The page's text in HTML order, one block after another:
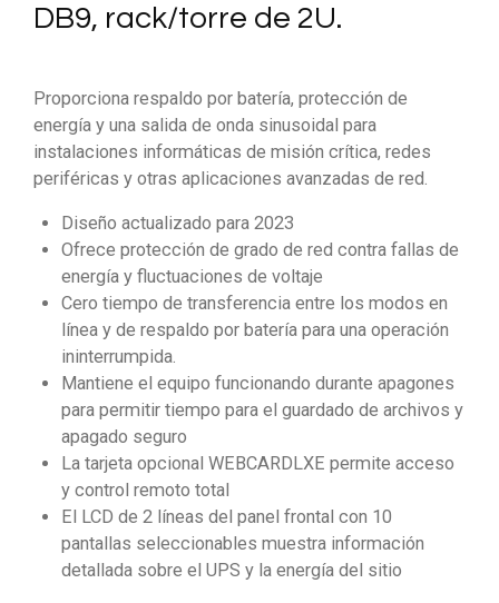
DB9, rack/torre de 2U.
Proporciona respaldo por batería, protección de
energía y una salida de onda sinusoidal para
instalaciones informáticas de misión crítica, redes
periféricas y otras aplicaciones avanzadas de red.
Diseño actualizado para 2023
Ofrece protección de grado de red contra fallas de
energía y fluctuaciones de voltaje
Cero tiempo de transferencia entre los modos en
línea y de respaldo por batería para una operación
ininterrumpida.
Mantiene el equipo funcionando durante apagones
para permitir tiempo para el guardado de archivos y
apagado seguro
La tarjeta opcional WEBCARDLXE permite acceso
y control remoto total
El LCD de 2 líneas del panel frontal con 10
pantallas seleccionables muestra información
detallada sobre el UPS y la energía del sitio